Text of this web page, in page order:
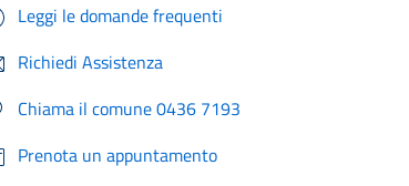
Leggi le domande frequenti
Richiedi Assistenza
Chiama il comune 0436 7193
Prenota un appuntamento